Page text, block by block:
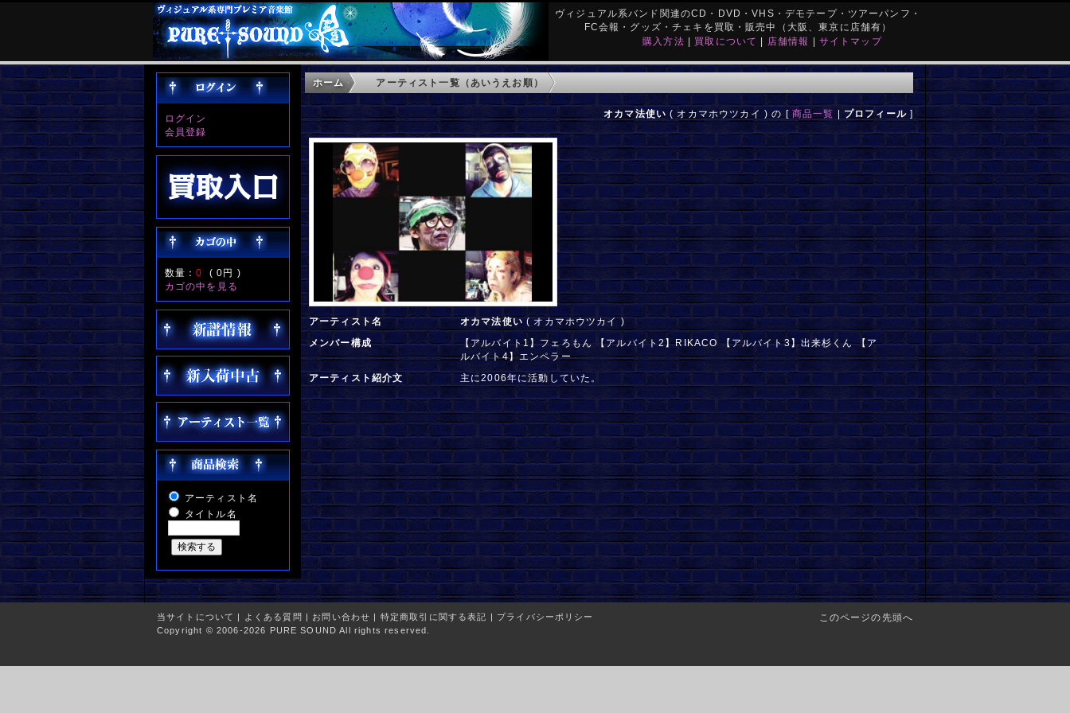
ヴィジュアル系バンド関連のCD・DVD・VHS・デモテープ・ツアーパンフ・
FC会報・グッズ・チェキを買取・販売中（大阪、東京に店舗有）
購入方法 | 買取について | 店舗情報 | サイトマップ
ログイン
会員登録
数量：0 (0円 )
カゴの中を見る
アーティスト名
タイトル名
ホーム アーティスト一覧（あいうえお順）
オカマ法使い ( オカマホウツカイ ) の [ 商品一覧 | プロフィール]
アーティスト名 オカマ法使い( オカマホウツカイ )
メンバー構成
【アルバイト1】フェろもん 【アルバイト2】RIKACO 【アルバイト3】出来杉くん 【ア
ルバイト4】エンペラー
アーティスト紹介文 主に2006年に活動していた。
このページの先頭へ
当サイトについて | よくある質問 | お問い合わせ | 特定商取引に関する表記 | プライバシーポリシー
Copyright © 2006-2026 PURE SOUND All rights reserved.